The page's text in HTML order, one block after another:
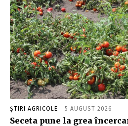
ȘTIRI AGRICOLE 5 AUGUST 2026
Seceta pune la grea